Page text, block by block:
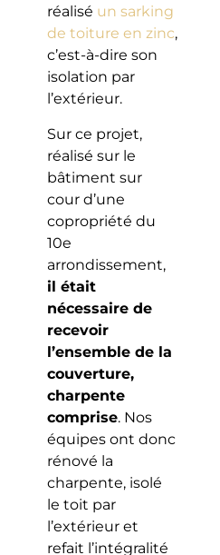
réalisé un sarking
de toiture en zinc,
c’est-à-dire son
isolation par
l’extérieur.
Sur ce projet,
réalisé sur le
bâtiment sur
cour d’une
copropriété du
10e
arrondissement,
il était
nécessaire de
recevoir
l’ensemble de la
couverture,
charpente
comprise. Nos
équipes ont donc
rénové la
charpente, isolé
le toit par
l’extérieur et
refait l’intégralité